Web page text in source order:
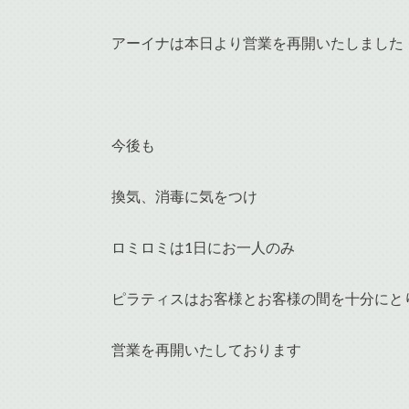
アーイナは本日より営業を再開いたしました
今後も
換気、消毒に気をつけ
ロミロミは1日にお一人のみ
ピラティスはお客様とお客様の間を十分にと
営業を再開いたしております